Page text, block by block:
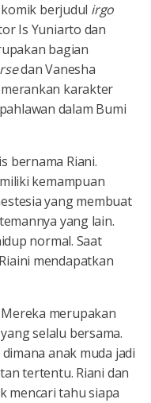
berjudul irgo
Is Yuniarto dan
bagian
dan Vanesha
karakter
dalam Bumi
bernama Riani.
kemampuan
yang membuat
yang lain.
normal. Saat
mendapatkan
merupakan
selalu bersama.
anak muda jadi
tertentu. Riani dan
mencari tahu siapa